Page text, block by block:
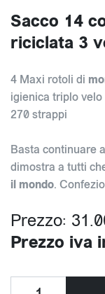
Sacco 14
riciclata 3
4 Maxi rotoli di
igienica triplo
270 strappi
Basta continuare
dimostra a tutti
il mondo.
Prezzo:
Prezzo iva